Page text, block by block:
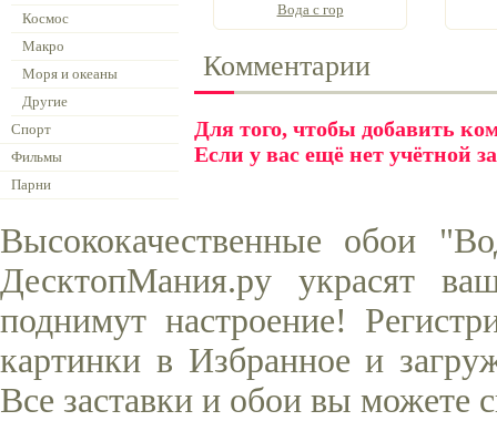
Космос
Макро
Моря и океаны
Другие
Спорт
Фильмы
Парни
Вода с гор
Комментарии
Для того, чтобы добавить
Если у вас ещё нет учётной
Высококачественные обои
ДесктопМания.ру украсят
поднимут настроение!
картинки в Избранное и
Все заставки и обои вы можете